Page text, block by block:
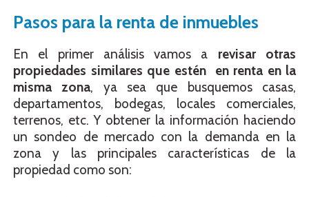
Pasos para la renta de inmuebles
En el primer análisis vamos a revisar otras
propiedades similares que estén en renta en la
misma zona, ya sea que busquemos casas,
departamentos, bodegas, locales comerciales,
terrenos, etc. Y obtener la información haciendo
un sondeo de mercado con la demanda en la
zona y las principales características de la
propiedad como son: